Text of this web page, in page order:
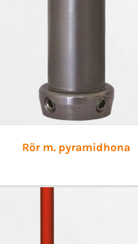
Rör m. pyramidhona